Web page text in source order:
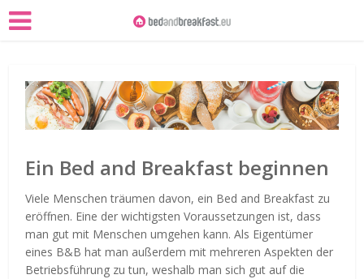
Ein Bed and Breakfast beginnen
Viele Menschen träumen davon, ein Bed and Breakfast zu
eröffnen. Eine der wichtigsten Voraussetzungen ist, dass
man gut mit Menschen umgehen kann. Als Eigentümer
eines B&B hat man außerdem mit mehreren Aspekten der
Betriebsführung zu tun, weshalb man sich gut auf die